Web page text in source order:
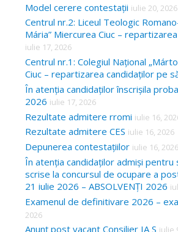
Model cerere contestații iulie 20, 2026
Centrul nr.2: Liceul Teologic
Mária” Miercurea Ciuc –
iulie 17, 2026
Centrul nr.1: Colegiul Național
Ciuc – repartizarea candidaților pe
În atenția candidaților înscrișila
2026 iulie 17, 2026
Rezultate admitere rromi iulie 16,
Rezultate admitere CES iulie 16, 2026
Depunerea contestațiilor iulie 16, 2026
În atenția candidaților admiși
scrise la concursul de ocupare a
21 iulie 2026 – ABSOLVENȚI 2026
Examenul de definitivare 2026 –
2026
Anunț post vacant Consilier IA S iulie